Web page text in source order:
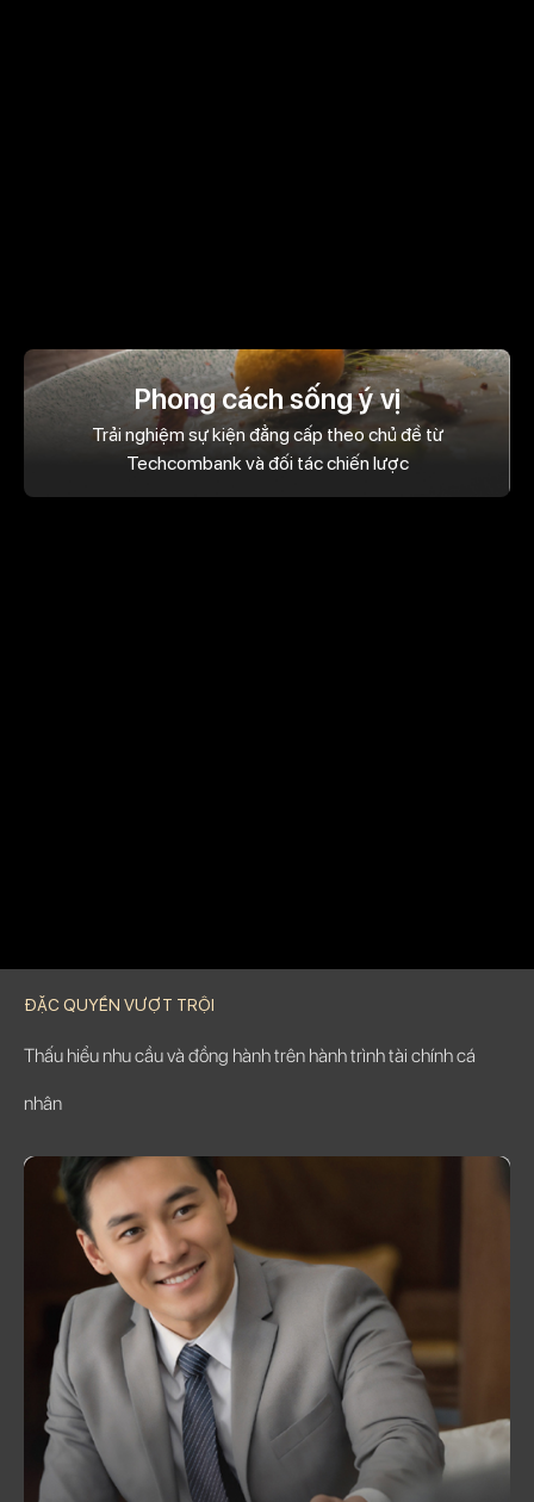
Phong cách sống ý vị
Trải nghiệm sự kiện đẳng cấp theo chủ đề từ
Techcombank và đối tác chiến lược
ĐẶC QUYỀN VƯỢT TRỘI
Thấu hiểu nhu cầu và đồng hành trên hành trình tài chính cá
nhân